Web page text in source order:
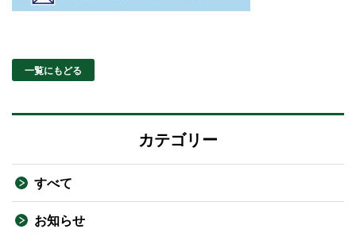
一覧にもどる
カテゴリー
すべて
お知らせ